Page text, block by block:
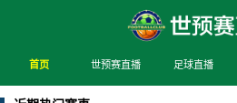
首页 世预赛直播 足球直播